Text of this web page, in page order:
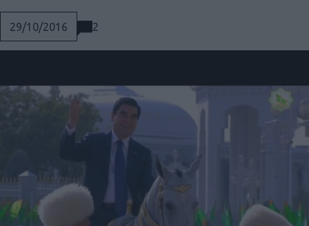
29/10/2016 2